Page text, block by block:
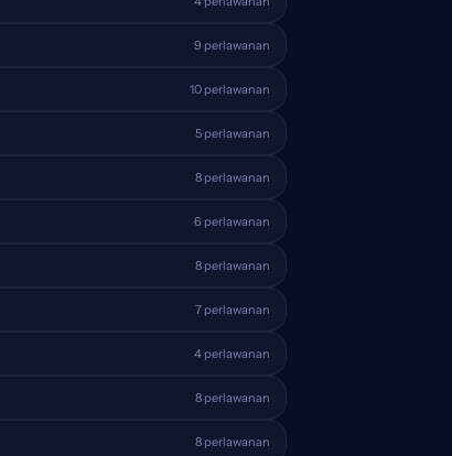
9 perlawanan
10 perlawanan
5 perlawanan
8 perlawanan
6 perlawanan
8 perlawanan
7 perlawanan
4 perlawanan
8 perlawanan
8 perlawanan